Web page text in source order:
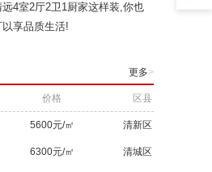
远4室2厅2卫1厨家这样装,你也
以享品质生活!
更多>
价格 区县
5600元/㎡ 清新区
6300元/㎡ 清城区